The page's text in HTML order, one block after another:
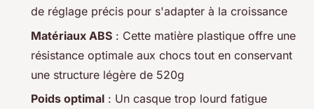
de réglage précis pour s'adapter à la croissance
Matériaux ABS : Cette matière plastique offre une
résistance optimale aux chocs tout en conservant
une structure légère de 520g
Poids optimal : Un casque trop lourd fatigue